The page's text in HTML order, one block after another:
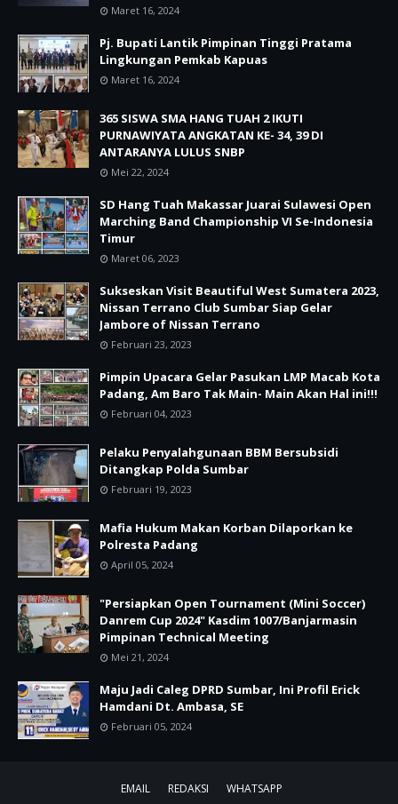
Maret 16, 2024
Pj. Bupati Lantik Pimpinan Tinggi Pratama
Lingkungan Pemkab Kapuas
Maret 16, 2024
365 SISWA SMA HANG TUAH 2 IKUTI
PURNAWIYATA ANGKATAN KE- 34, 39 DI
ANTARANYA LULUS SNBP
Mei 22, 2024
SD Hang Tuah Makassar Juarai Sulawesi Open
Marching Band Championship VI Se-Indonesia
Timur
Maret 06, 2023
Sukseskan Visit Beautiful West Sumatera 2023,
Nissan Terrano Club Sumbar Siap Gelar
Jambore of Nissan Terrano
Februari 23, 2023
Pimpin Upacara Gelar Pasukan LMP Macab Kota
Padang, Am Baro Tak Main- Main Akan Hal ini!!!
Februari 04, 2023
Pelaku Penyalahgunaan BBM Bersubsidi
Ditangkap Polda Sumbar
Februari 19, 2023
Mafia Hukum Makan Korban Dilaporkan ke
Polresta Padang
April 05, 2024
"Persiapkan Open Tournament (Mini Soccer)
Danrem Cup 2024" Kasdim 1007/Banjarmasin
Pimpinan Technical Meeting
Mei 21, 2024
Maju Jadi Caleg DPRD Sumbar, Ini Profil Erick
Hamdani Dt. Ambasa, SE
Februari 05, 2024
EMAIL REDAKSI WHATSAPP